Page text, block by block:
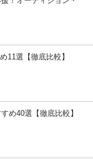
11選【徹底比較】
め40選【徹底比較】